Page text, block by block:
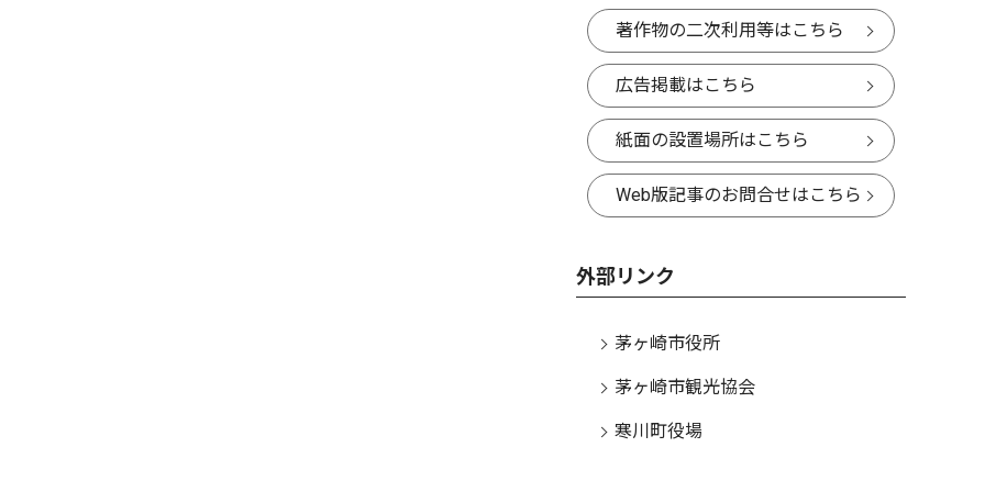
著作物の二次利用等はこちら
広告掲載はこちら
紙面の設置場所はこちら
Web版記事のお問合せはこちら
外部リンク
茅ヶ崎市役所
茅ヶ崎市観光協会
寒川町役場